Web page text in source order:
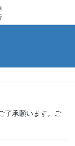
了承願います。ご